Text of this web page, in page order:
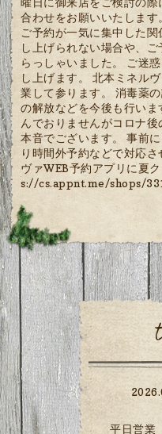
合わせをお願いいたしま
ご予約が一気に集中した
し上げられない場合や、
らっしゃいました。 ご迷
し上げます。 北本ミネル
業して参ります。 消毒薬
の解放などを今後も行い
んでおりませんがコロナ
本音でございます。 事前
り時間外予約などで対応
ヴァWEB予約アプリに夏
s://cs.appnt.me/shops/
平日営